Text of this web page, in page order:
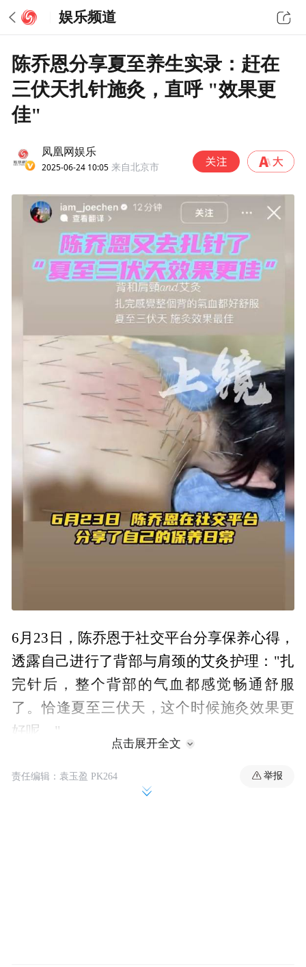
娱乐频道
陈乔恩分享夏至养生实录：赶在
三伏天扎针施灸，直呼 "效果更
佳"
凤凰网娱乐
2025-06-24 10:05 来自北京市
6月23日，陈乔恩于社交平台分享保养心得，
透露自己进行了背部与肩颈的艾灸护理："扎
完针后，整个背部的气血都感觉畅通舒服
了。恰逢夏至三伏天，这个时候施灸效果更
好呢。"
点击展开全文
责任编辑：袁玉盈 PK264 举报